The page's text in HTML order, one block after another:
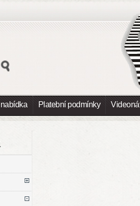
Platební podmínky